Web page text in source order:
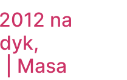
na
Masa